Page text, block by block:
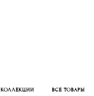
КОЛЛЕКЦИИ ВСЕ ТОВАРЫ